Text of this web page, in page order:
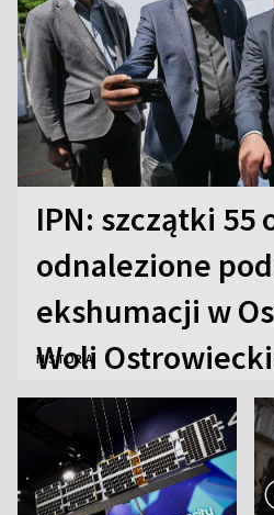
IPN: szczątki 55
odnalezione
ekshumacji w
Woli
HISTORIA